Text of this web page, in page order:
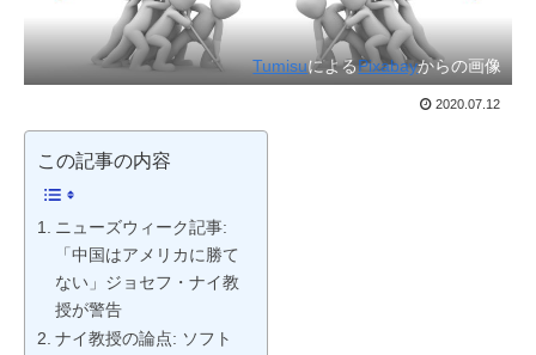
TumisuによるPixabayからの画像
2020.07.12
この記事の内容
ニューズウィーク記事:
「中国はアメリカに勝て
ない」ジョセフ・ナイ教
授が警告
ナイ教授の論点: ソフト